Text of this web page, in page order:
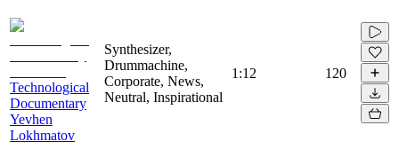
Technological
Documentary
Yevhen
Lokhmatov
Synthesizer,
Drummachine,
Corporate, News,
Neutral, Inspirational
1:12 120